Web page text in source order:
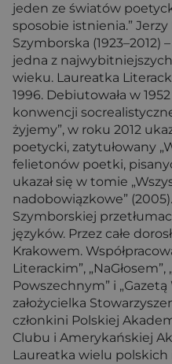
jeden ze światów
sposobie istnienia.”
Szymborska
jedna z
wieku. Laureatka
1996. Debiutowała w
konwencji
żyjemy”, w roku 2012
poetycki, zatytułowany
felietonów poetki,
ukazał się w tomie
nadobowiązkowe”
Szymborskiej
języków. Przez całe
Krakowem.
Literackim”,
Powszechnym” i „Gazetą
założycielka
członkini Polskiej
Clubu i Amerykańskiej
Laureatka wielu